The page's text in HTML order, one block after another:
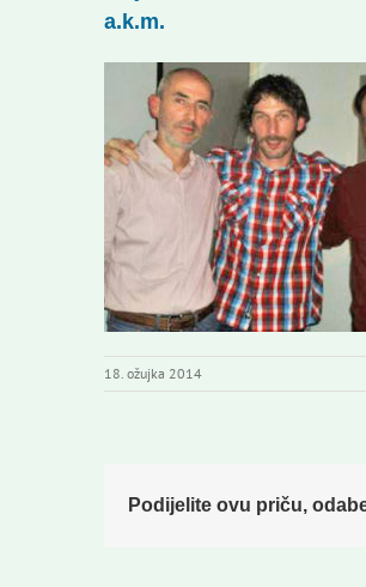
a.k.m.
18. ožujka 2014
Podijelite ovu priču,